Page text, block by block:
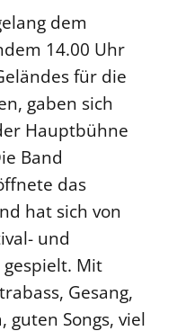
dem
14.00 Uhr
für die
gaben sich
Hauptbühne
Band
das
hat sich von
und
Mit
Gesang,
guten Songs, viel